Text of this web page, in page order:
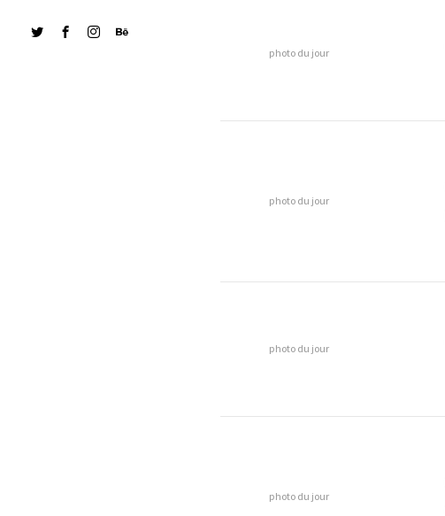
photo du jour
photo du jour
photo du jour
photo du jour